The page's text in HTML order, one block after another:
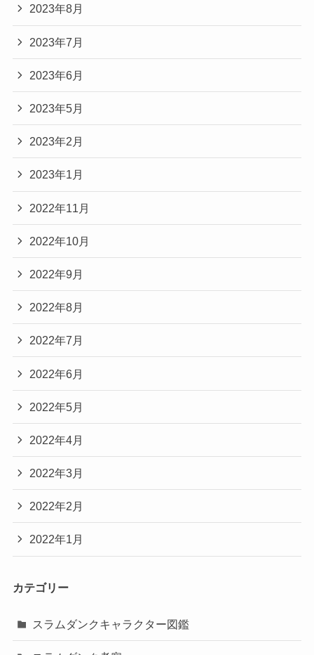
2023年8月
2023年7月
2023年6月
2023年5月
2023年2月
2023年1月
2022年11月
2022年10月
2022年9月
2022年8月
2022年7月
2022年6月
2022年5月
2022年4月
2022年3月
2022年2月
2022年1月
カテゴリー
スラムダンクキャラクター図鑑